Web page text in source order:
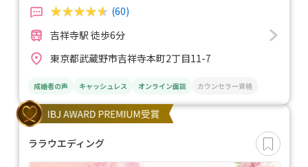
(60)
吉祥寺駅 徒歩6分
東京都武蔵野市吉祥寺本町2丁目11-7
成婚者の声 キャッシュレス オンライン面談 カウンセラー資格
ララウエディング